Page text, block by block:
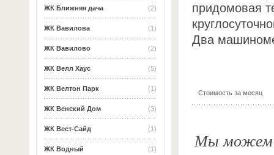
(2)
ЖК Ближняя дача
(1)
ЖК Вавилова
(2)
ЖК Вавилово
(5)
ЖК Велл Хаус
(1)
ЖК Велтон Парк
(3)
ЖК Венский Дом
(1)
ЖК Вест-Сайд
(1)
ЖК Водный
придомовая
Два
Стоимость за месяц
Мы можем